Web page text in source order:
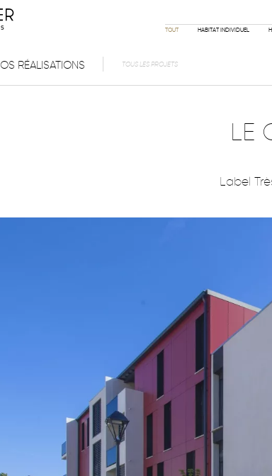
TOUT HABITAT INDIVIDUEL
LE
Label
RÉALISATIONS TOUS LES PROJETS